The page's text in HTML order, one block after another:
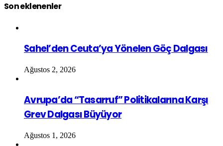
Son eklenenler
Sahel’den Ceuta’ya Yönelen Göç Dalgası
Ağustos 2, 2026
Avrupa’da “Tasarruf” Politikalarına Karşı
Grev Dalgası Büyüyor
Ağustos 1, 2026